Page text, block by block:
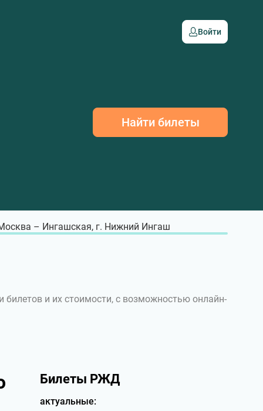
Войти
Найти билеты
– Ингашская, г. Нижний Ингаш
билетов и их стоимости, с возможностью онлайн-
Билеты РЖД
актуальные: